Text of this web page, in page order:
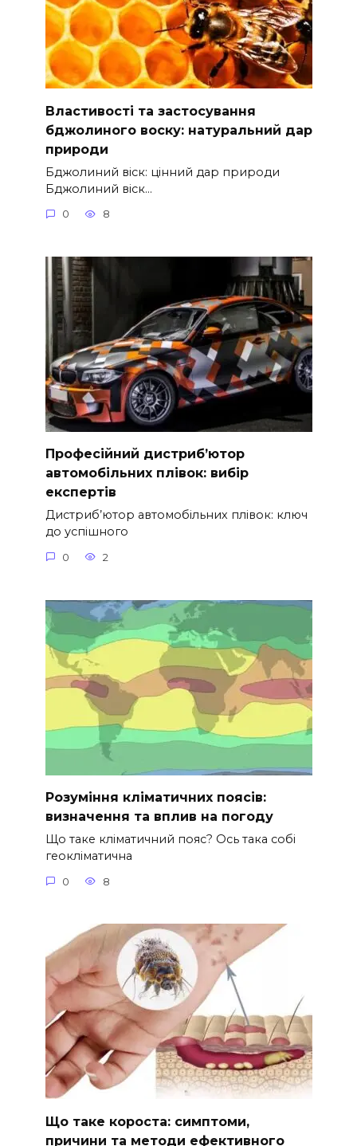
Властивості та застосування
бджолиного воску: натуральний дар
природи
Бджолиний віск: цінний дар природи
Бджолиний віск…
0 8
Професійний дистриб’ютор
автомобільних плівок: вибір
експертів
Дистриб’ютор автомобільних плівок: ключ
до успішного
0 2
Розуміння кліматичних поясів:
визначення та вплив на погоду
Що таке кліматичний пояс? Ось така собі
геокліматична
0 8
Що таке короста: симптоми,
причини та методи ефективного